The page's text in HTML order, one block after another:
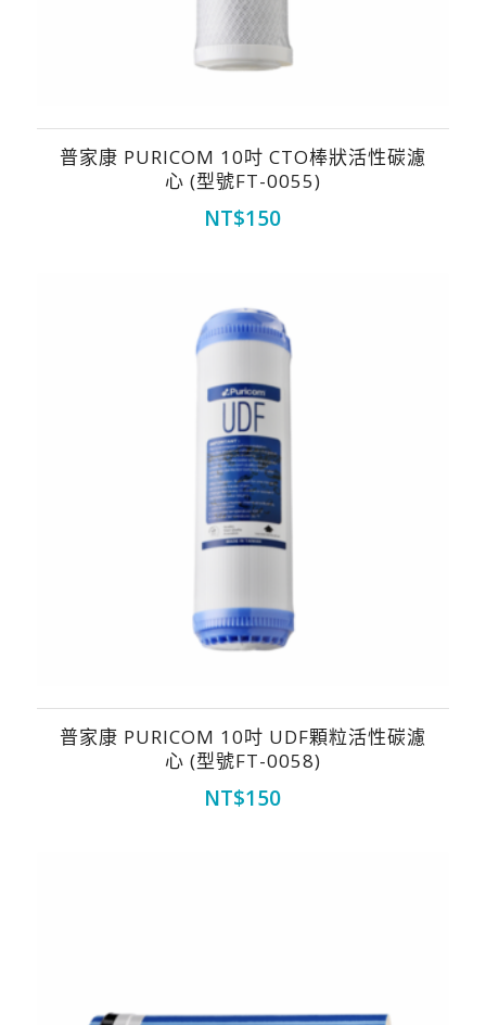
普家康 PURICOM 10吋 CTO棒狀活性碳濾
心 (型號FT-0055)
NT$150
普家康 PURICOM 10吋 UDF顆粒活性碳濾
心 (型號FT-0058)
NT$150